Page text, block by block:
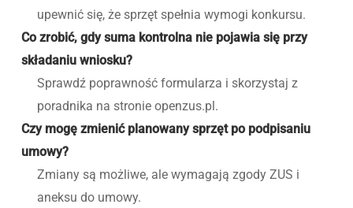
upewnić się, że sprzęt spełnia wymogi konkursu.
Co zrobić, gdy suma kontrolna nie pojawia się przy
składaniu wniosku?
Sprawdź poprawność formularza i skorzystaj z
poradnika na stronie openzus.pl.
Czy mogę zmienić planowany sprzęt po podpisaniu
umowy?
Zmiany są możliwe, ale wymagają zgody ZUS i
aneksu do umowy.